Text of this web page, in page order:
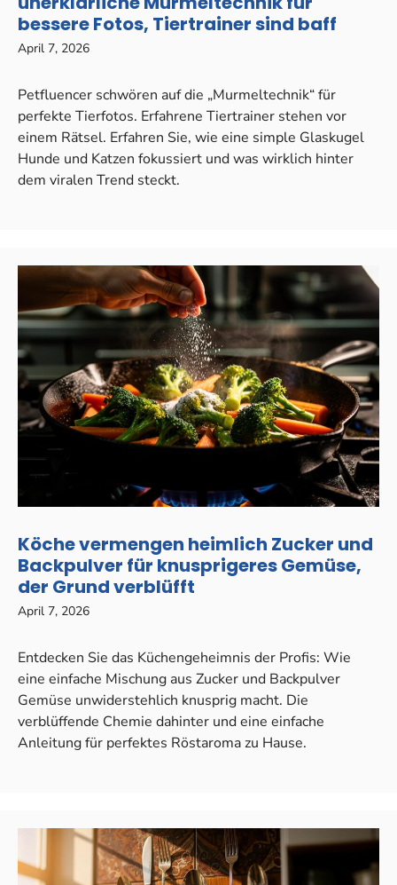
bessere Fotos, Tiertrainer sind baff
April 7, 2026
Petfluencer schwören auf die „Murmeltechnik“ für
perfekte Tierfotos. Erfahrene Tiertrainer stehen vor
einem Rätsel. Erfahren Sie, wie eine simple Glaskugel
Hunde und Katzen fokussiert und was wirklich hinter
dem viralen Trend steckt.
Köche vermengen heimlich Zucker und
Backpulver für knusprigeres Gemüse,
der Grund verblüfft
April 7, 2026
Entdecken Sie das Küchengeheimnis der Profis: Wie
eine einfache Mischung aus Zucker und Backpulver
Gemüse unwiderstehlich knusprig macht. Die
verblüffende Chemie dahinter und eine einfache
Anleitung für perfektes Röstaroma zu Hause.